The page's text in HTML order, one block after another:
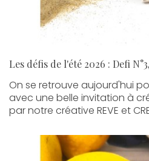
Les défis de l'été 2026 : Defi
On se retrouve aujourd'hui
avec une belle invitation à
par notre créative REVE et